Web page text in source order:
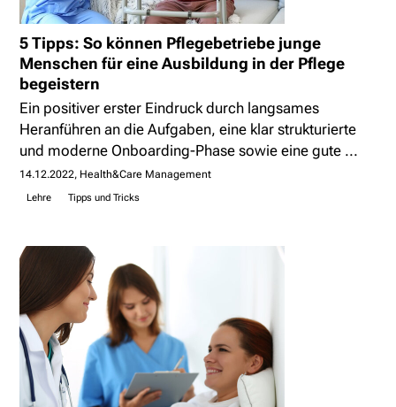
5 Tipps: So können Pflegebetriebe junge
Menschen für eine Ausbildung in der Pflege
begeistern
Ein positiver erster Eindruck durch langsames
Heranführen an die Aufgaben, eine klar strukturierte
und moderne Onboarding-Phase sowie eine gute ...
14.12.2022 Health&Care Management
Lehre Tipps und Tricks